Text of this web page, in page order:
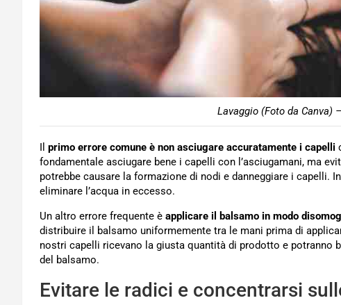
Lavaggio (Foto da Canva)
Il primo errore comune è non asciugare accuratamente i capelli
fondamentale asciugare bene i capelli con l’asciugamani, ma
potrebbe causare la formazione di nodi e danneggiare i capelli.
eliminare l’acqua in eccesso.
Un altro errore frequente è applicare il balsamo in modo
distribuire il balsamo uniformemente tra le mani prima di
nostri capelli ricevano la giusta quantità di prodotto e potranno
del balsamo.
Evitare le radici e concentrarsi